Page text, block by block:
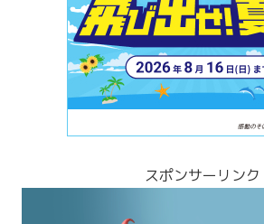
スポンサーリンク